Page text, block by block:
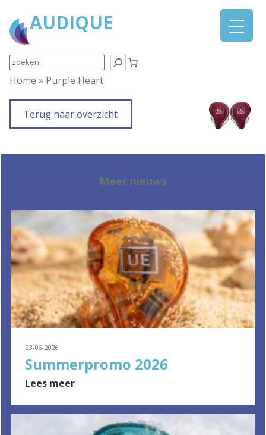
naar
de
AUDIQUE
Search
Home » Purple Heart
Terug naar overzicht
Meer nieuws
23-06-2026
Summerpromo 2026
Lees meer